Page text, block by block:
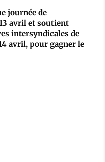
journée de
avril et soutient
intersyndicales de
avril, pour gagner le